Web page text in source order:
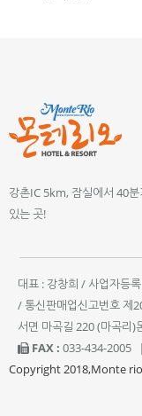
강촌IC 5km, 잠실에서 40
있는 곳!
대표 : 강창희 / 사업자등
/ 통신판매업신고번호 제
서면 마곡길 220 (마곡리)
FAX : 033-434-2005
|
Copyright 2018,Monte